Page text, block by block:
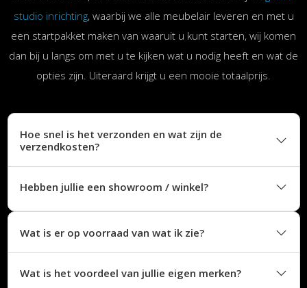
studio inrichting, waarbij we alle meubelair leveren en met u
een startpakket maken van waaruit u kunt starten, wij komen
dan bij u langs om met u te kijken wat u nodig heeft en wat de
opties zijn. Uiteraard krijgt u een mooie totaalprijs.
Hoe snel is het verzonden en wat zijn de
verzendkosten?
Hebben jullie een showroom / winkel?
Wat is er op voorraad van wat ik zie?
Wat is het voordeel van jullie eigen merken?